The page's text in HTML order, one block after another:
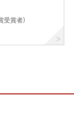
賞者）